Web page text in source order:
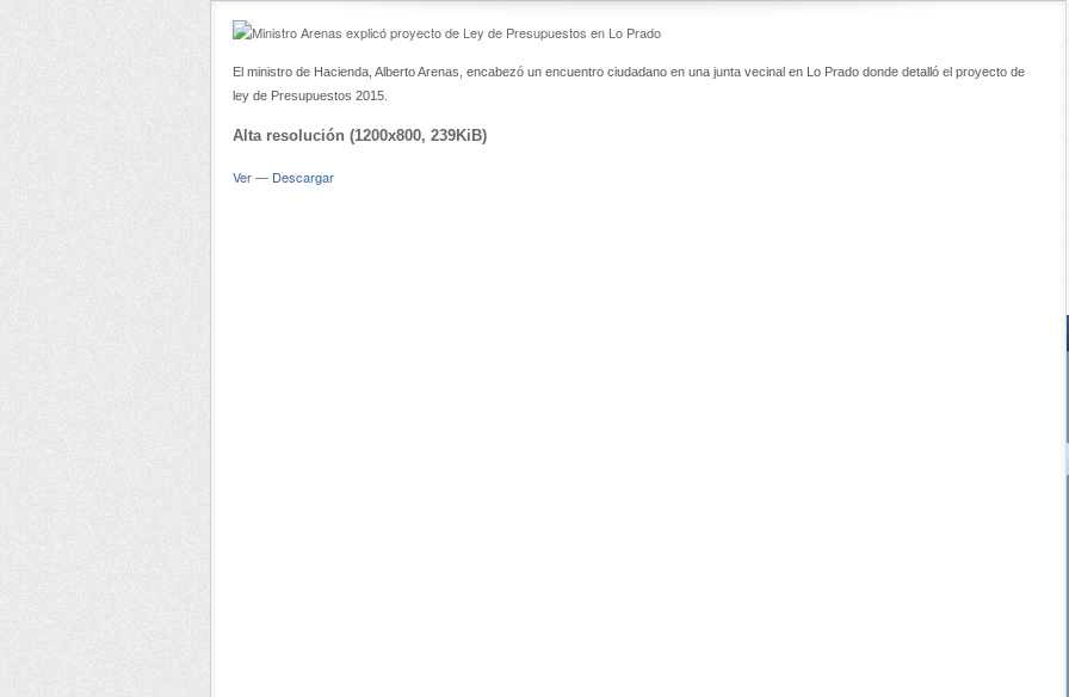
El ministro de Hacienda, Alberto Arenas, encabezó un encuentro ciudadano en una junta vecinal en Lo Prado donde detalló el proyecto de
ley de Presupuestos 2015.
Alta resolución (1200x800, 239KiB)
Ver— Descargar